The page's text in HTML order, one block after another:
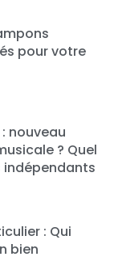
pour votre
nouveau
? Quel
indépendants
: Qui
bien